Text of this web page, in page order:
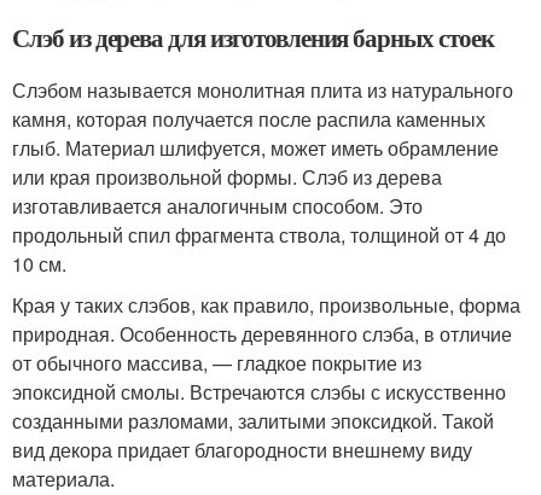
Слэб из дерева для изготовления барных стоек
Слэбом называется монолитная плита из натурального
камня, которая получается после распила каменных
глыб. Материал шлифуется, может иметь обрамление
или края произвольной формы. Слэб из дерева
изготавливается аналогичным способом. Это
продольный спил фрагмента ствола, толщиной от 4 до
10 см.
Края у таких слэбов, как правило, произвольные, форма
природная. Особенность деревянного слэба, в отличие
от обычного массива, — гладкое покрытие из
эпоксидной смолы. Встречаются слэбы с искусственно
созданными разломами, залитыми эпоксидкой. Такой
вид декора придает благородности внешнему виду
материала.